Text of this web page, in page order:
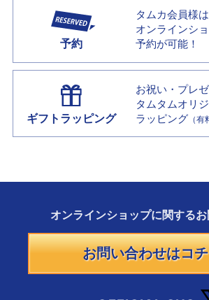
予約
タムカ会員様は
オンラインシ
予約が可能！
ギフトラッピング
お祝い・プレ
タムタムオリ
ラッピング （有
オンラインショップに関する
お問い合わせはコ